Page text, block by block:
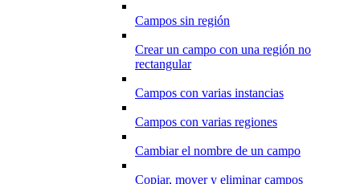
Campos sin región
Crear un campo con una región no
rectangular
Campos con varias instancias
Campos con varias regiones
Cambiar el nombre de un campo
Copiar, mover y eliminar campos